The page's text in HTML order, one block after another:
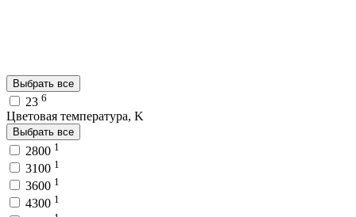
Выбрать все
23 6
Цветовая температура, K
Выбрать все
2800 1
3100 1
3600 1
4300 1